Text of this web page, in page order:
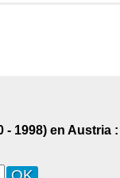
- 1998) en Austria :